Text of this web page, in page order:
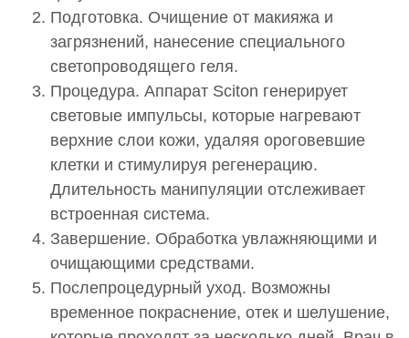
0002956
Низкоинтенсивное лазерное облучение кожи
МОКСИ (MOXI)+ ББЛ (BBL) Лицо
75 500 руб.
Низкоинтенсивное лазерное облучение кожи
МОКСИ (MOXI)+ ББЛ (BBL) Лицо, декольте
98 000 руб.
Низкоинтенсивное лазерное облучение кожи
МОКСИ (MOXI) Декольте
51 000 руб.
Низкоинтенсивное лазерное облучение кожи
Подготовка. Очищение от макияжа и
загрязнений, нанесение специального
светопроводящего геля.
Процедура. Аппарат Sciton генерирует
световые импульсы, которые нагревают
верхние слои кожи, удаляя ороговевшие
клетки и стимулируя регенерацию.
Длительность манипуляции отслеживает
встроенная система.
Завершение. Обработка увлажняющими и
очищающими средствами.
Послепроцедурный уход. Возможны
временное покраснение, отек и шелушение,